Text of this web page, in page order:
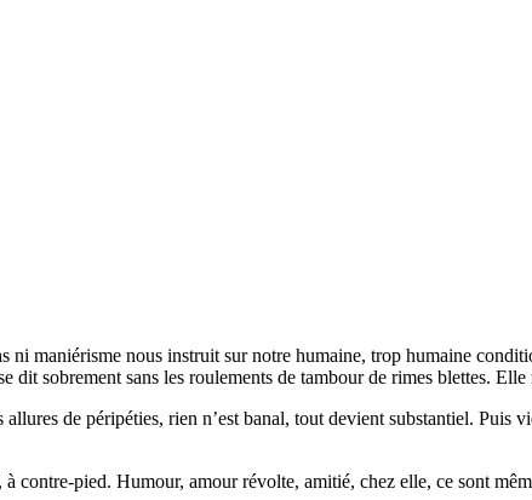
ni maniérisme nous instruit sur notre humaine, trop humaine
sobrement sans les roulements de tambour de rimes blettes. Elle
de péripéties, rien n’est banal, tout devient substantiel. Puis
pied. Humour, amour révolte, amitié, chez elle, ce sont